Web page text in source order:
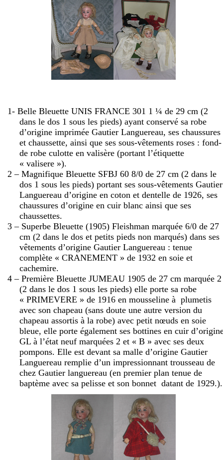
1- Belle Bleuette UNIS FRANCE 301 1 ¼ de 29 cm (2
dans le dos 1 sous les pieds) ayant conservé sa robe
d’origine imprimée Gautier Languereau, ses chaussures
et chaussette, ainsi que ses sous-vêtements roses : fond-
de robe culotte en valisère (portant l’étiquette
« valisere »).
2 – Magnifique Bleuette SFBJ 60 8/0 de 27 cm (2 dans le
dos 1 sous les pieds) portant ses sous-vêtements Gautier
Languereau d’origine en coton et dentelle de 1926, ses
chaussures d’origine en cuir blanc ainsi que ses
chaussettes.
3 – Superbe Bleuette (1905) Fleishman marquée 6/0 de 27
cm (2 dans le dos et petits pieds non marqués) dans ses
vêtements d’origine Gautier Languereau : tenue
complète « CRANEMENT » de 1932 en soie et
cachemire.
4 – Première Bleuette JUMEAU 1905 de 27 cm marquée 2
(2 dans le dos 1 sous les pieds) elle porte sa robe
« PRIMEVERE » de 1916 en mousseline à plumetis
avec son chapeau (sans doute une autre version du
chapeau assortis à la robe) avec petit nœuds en soie
bleue, elle porte également ses bottines en cuir
GL à l’état neuf marquées 2 et « B » avec ses deux
pompons. Elle est devant sa malle d’origine Gautier
Languereau remplie d’un impressionnant trousseau de
chez Gautier languereau (en premier plan tenue de
baptème avec sa pelisse et son bonnet datant de 1929.).